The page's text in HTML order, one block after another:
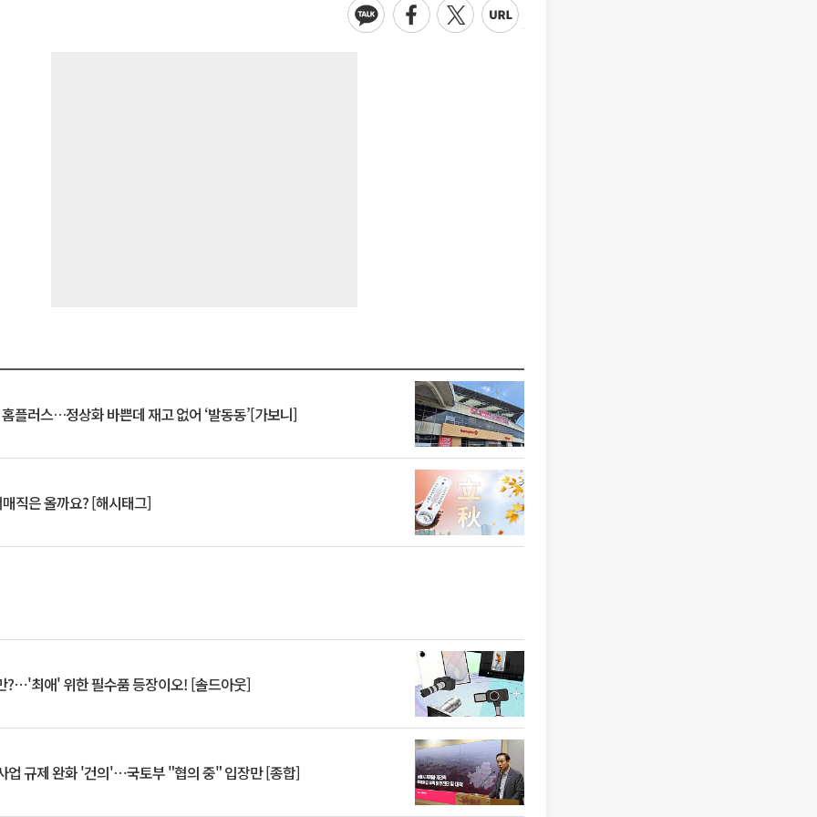
플러스…정상화 바쁜데 재고 없어 ‘발동동’[가보니]
직은 올까요? [해시태그]
?⋯'최애' 위한 필수품 등장이오! [솔드아웃]
업 규제 완화 '건의'⋯국토부 "협의 중" 입장만 [종합]